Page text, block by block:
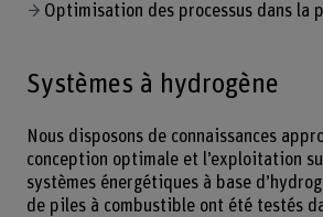
Optimisation des processus dans la
Systèmes à hydrogène
Nous disposons de connaissances
conception optimale et l’exploitation
systèmes énergétiques à base
de piles à combustible ont été testés